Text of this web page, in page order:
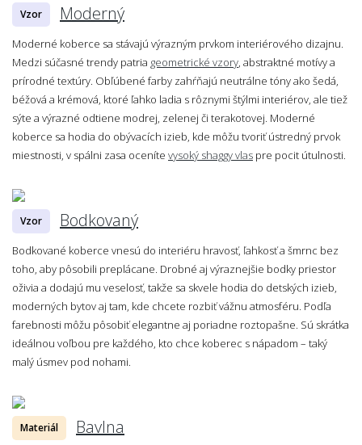
Vzor Moderný
Moderné koberce sa stávajú výrazným prvkom interiérového dizajnu.
Medzi súčasné trendy patria geometrické vzory , abstraktné motívy a
prírodné textúry. Obľúbené farby zahŕňajú neutrálne tóny ako šedá,
béžová a krémová, ktoré ľahko ladia s rôznymi štýlmi interiérov, ale tiež
sýte a výrazné odtiene modrej, zelenej či terakotovej. Moderné
koberce sa hodia do obývacích izieb, kde môžu tvoriť ústredný prvok
miestnosti, v spálni zasa oceníte vysoký shaggy vlas pre pocit útulnosti.
Vzor Bodkovaný
Bodkované koberce vnesú do interiéru hravosť, ľahkosť a šmrnc bez
toho, aby pôsobili preplácane. Drobné aj výraznejšie bodky priestor
oživia a dodajú mu veselosť, takže sa skvele hodia do detských izieb,
moderných bytov aj tam, kde chcete rozbiť vážnu atmosféru. Podľa
farebnosti môžu pôsobiť elegantne aj poriadne roztopašne. Sú skrátka
ideálnou voľbou pre každého, kto chce koberec s nápadom – taký
malý úsmev pod nohami.
Materiál Bavlna